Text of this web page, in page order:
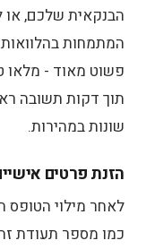
הבנקאית שלכם,
פשוט מאוד - מלאו
תוך דקות תשובה
שונות במהירות.
הזנת פרטים
לאחר מילוי הטופס
כמו מספר תעודת